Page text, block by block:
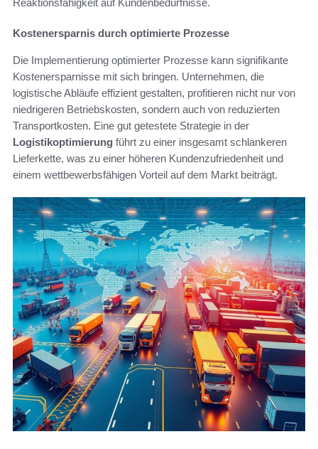
Kostenersparnis durch optimierte Prozesse
Die Implementierung optimierter Prozesse kann signifikante
Kostenersparnisse mit sich bringen. Unternehmen, die
logistische Abläufe effizient gestalten, profitieren nicht nur von
niedrigeren Betriebskosten, sondern auch von reduzierten
Transportkosten. Eine gut getestete Strategie in der
Logistikoptimierung führt zu einer insgesamt schlankeren
Lieferkette, was zu einer höheren Kundenzufriedenheit und
einem wettbewerbsfähigen Vorteil auf dem Markt beiträgt.